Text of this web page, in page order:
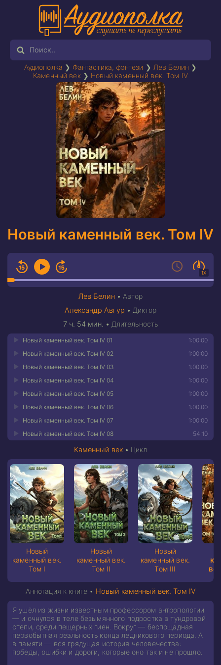
Аудиополка ❯ Фантастика, фэнтези ❯ Лев Белин ❯
Каменный век ❯ Новый каменный век. Том IV
Новый каменный век. Том IV
1X
Лев Белин • Автор
Александр Авгур • Диктор
7 ч. 54 мин. • Длительность
1:00:00
Новый каменный век. Том IV 01
1:00:00
Новый каменный век. Том IV 02
1:00:00
Новый каменный век. Том IV 03
1:00:00
Новый каменный век. Том IV 04
1:00:00
Новый каменный век. Том IV 05
1:00:00
Новый каменный век. Том IV 06
1:00:00
Новый каменный век. Том IV 07
54:10
Новый каменный век. Том IV 08
Каменный век • Цикл
Новый
каменный век.
Том I
Новый
каменный век.
Том II
Новый
каменный век.
Том III
Аннотация к книге • Новый каменный век. Том IV
Я ушёл из жизни известным профессором антропологии
— и очнулся в теле безымянного подростка в тундровой
степи, среди пещерных гиен. Вокруг — беспощадная
первобытная реальность конца ледникового периода. А
в памяти — вся грядущая история человечества:
победы, ошибки и дороги, которые оно так и не прошло.